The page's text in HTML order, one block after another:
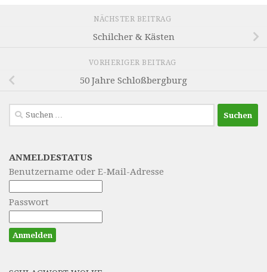
NÄCHSTER BEITRAG
Schilcher & Kästen
VORHERIGER BEITRAG
50 Jahre Schloßbergburg
Suchen
nach:
ANMELDESTATUS
Benutzername oder E-Mail-Adresse
Passwort